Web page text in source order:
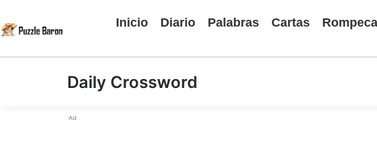
Inicio Diario Palabras Cartas
Daily Crossword
Ad